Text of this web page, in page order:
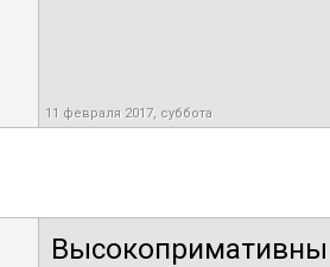
11 февраля 2017, суббота